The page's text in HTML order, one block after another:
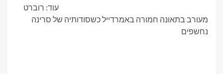
עוד: רוברט
מעורב בתאונה חמורה באמרדייל כשסודותיה של סרינה
נחשפים